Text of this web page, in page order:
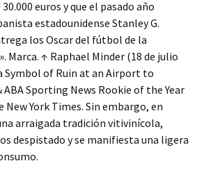
euros y que el pasado año
estadounidense Stanley G.
los Oscar del fútbol de la
Marca. ↑ Raphael Minder (18 de julio
Symbol of Ruin at an Airport to
ABA Sporting News Rookie of the Year
New York Times. Sin embargo, en
arraigada tradición vitivinícola,
despistado y se manifiesta una ligera